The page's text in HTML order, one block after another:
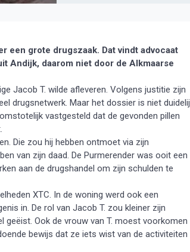
een grote drugszaak. Dat vindt advocaat
Andijk, daarom niet door de Alkmaarse
Jacob T. wilde afleveren. Volgens justitie zijn
drugsnetwerk. Maar het dossier is niet
vastgesteld dat de gevonden pillen
Die zou hij hebben ontmoet via zijn
van zijn daad. De Purmerender was ooit een
aan de drugshandel om zijn schulden te
XTC. In de woning werd ook een
in. De rol van Jacob T. zou kleiner zijn
geëist. Ook de vrouw van T. moest voorkomen
bewijs dat ze iets wist van de activiteiten